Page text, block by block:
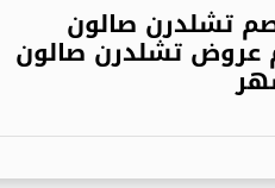
تشلدرن صالون
عروض تشلدرن صالون